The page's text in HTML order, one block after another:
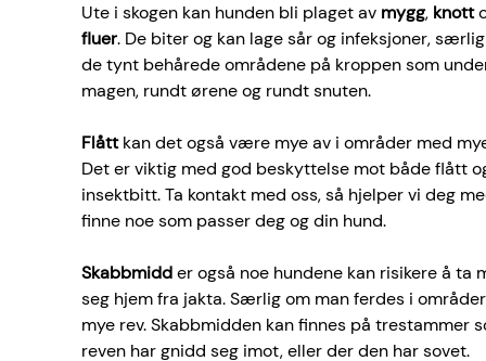
Ute i skogen kan hunden bli plaget av mygg, knott
fluer. De biter og kan lage sår og infeksjoner,
de tynt behårede områdene på kroppen som
magen, rundt ørene og rundt snuten.
Flått kan det også være mye av i områder med
Det er viktig med god beskyttelse mot både flått
insektbitt. Ta kontakt med oss, så hjelper vi deg
finne noe som passer deg og din hund.
Skabbmidd er også noe hundene kan risikere å ta
seg hjem fra jakta. Særlig om man ferdes i
mye rev. Skabbmidden kan finnes på trestammer
reven har gnidd seg imot, eller der den har sovet.